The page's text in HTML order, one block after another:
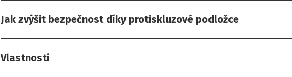
Jak zvýšit bezpečnost díky protiskluzové podložce
Vlastnosti